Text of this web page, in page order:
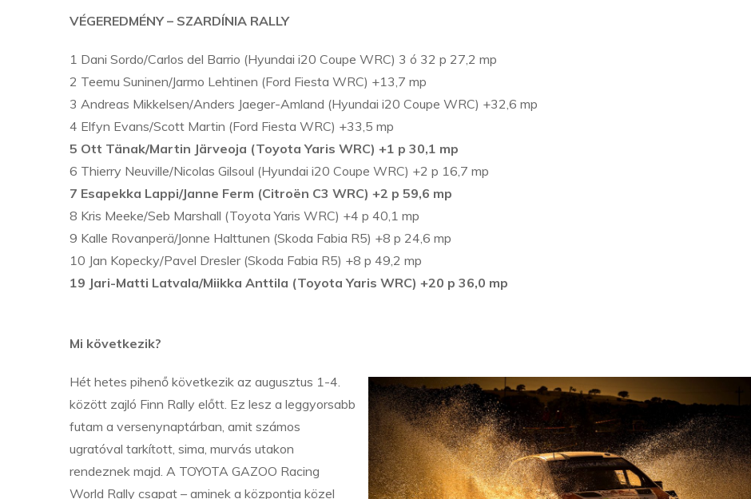
VÉGEREDMÉNY – SZARDÍNIA RALLY
1 Dani Sordo/Carlos del Barrio (Hyundai i20 Coupe WRC) 3 ó 32 p 27,2 mp
2 Teemu Suninen/Jarmo Lehtinen (Ford Fiesta WRC) +13,7 mp
3 Andreas Mikkelsen/Anders Jaeger-Amland (Hyundai i20 Coupe WRC) +32,6 mp
4 Elfyn Evans/Scott Martin (Ford Fiesta WRC) +33,5 mp
5 Ott Tänak/Martin Järveoja (Toyota Yaris WRC) +1 p 30,1 mp
6 Thierry Neuville/Nicolas Gilsoul (Hyundai i20 Coupe WRC) +2 p 16,7 mp
7 Esapekka Lappi/Janne Ferm (Citroën C3 WRC) +2 p 59,6 mp
8 Kris Meeke/Seb Marshall (Toyota Yaris WRC) +4 p 40,1 mp
9 Kalle Rovanperä/Jonne Halttunen (Skoda Fabia R5) +8 p 24,6 mp
10 Jan Kopecky/Pavel Dresler (Skoda Fabia R5) +8 p 49,2 mp
19 Jari-Matti Latvala/Miikka Anttila (Toyota Yaris WRC) +20 p 36,0 mp
Mi következik?
Hét hetes pihenő következik az augusztus 1-4.
között zajló Finn Rally előtt. Ez lesz a leggyorsabb
futam a versenynaptárban, amit számos
ugratóval tarkított, sima, murvás utakon
rendeznek majd. A TOYOTA GAZOO Racing
World Rally csapat – aminek a központja közel